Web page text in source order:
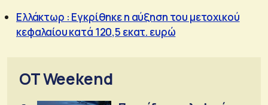
Ελλάκτωρ : Εγκρίθηκε η αύξηση του μετοχικού
κεφαλαίου κατά 120,5 εκατ. ευρώ
OT Weekend